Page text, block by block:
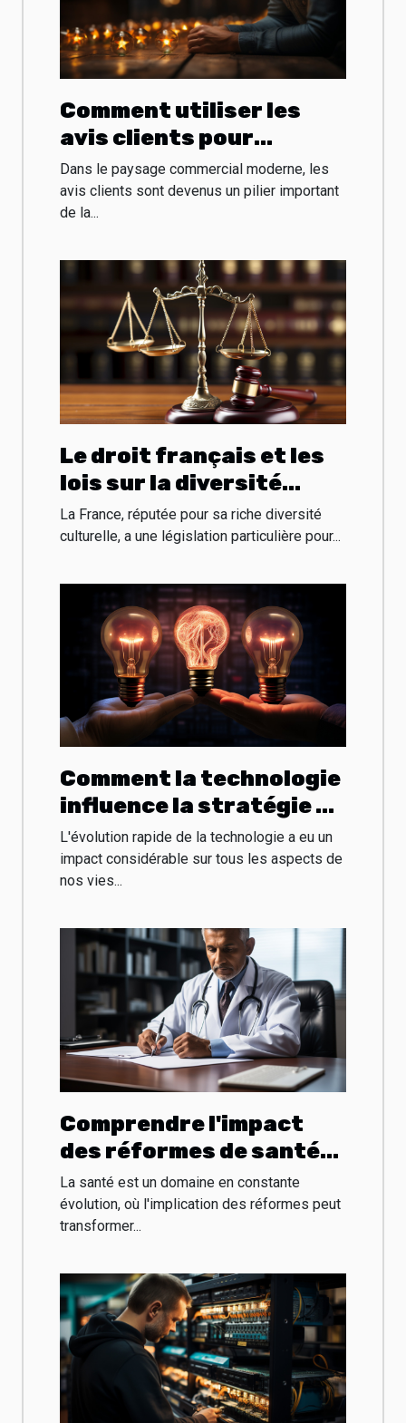
Comment utiliser les
avis clients pour
améliorer son
Business ?
Dans le paysage commercial moderne, les
avis clients sont devenus un pilier important
de la...
Le droit français et les
lois sur la diversité
culturelle
La France, réputée pour sa riche diversité
culturelle, a une législation particulière pour...
Comment la technologie
influence la stratégie de
rémunération des
dirigeants
L'évolution rapide de la technologie a eu un
impact considérable sur tous les aspects de
nos vies...
Comprendre l'impact
des réformes de santé
sur la pratique médicale
La santé est un domaine en constante
évolution, où l'implication des réformes peut
transformer...